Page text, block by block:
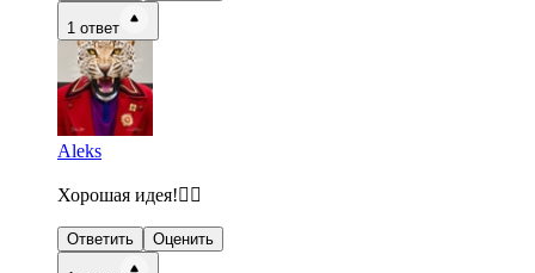
1 ответ
Aleks
Хорошая идея!👍🏻
Ответить Оценить